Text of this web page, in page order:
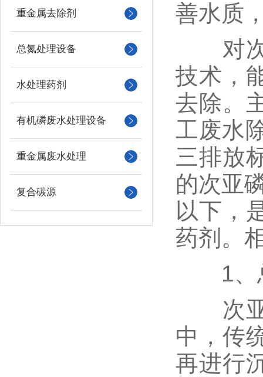
重金属去除剂
总氮处理设备
水处理药剂
有机磷废水处理设备
重金属废水处理
复合碳源
善水质
对次
技术，
去除。
工废水
三排放
的次亚
以下，
药剂。
1、总
次亚
中，传
再进行